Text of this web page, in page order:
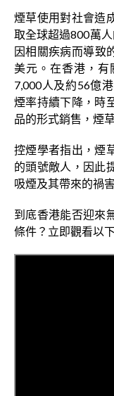
煙草使用對社會造
取全球超過800萬
因相關疾病而導致
美元。在香港，
7,000人及約56億
煙率持續下降，時
品的形式銷售，煙
控煙學者指出，煙
的頭號敵人，因此
吸煙及其帶來的禍
到底香港能否迎來
條件？立即觀看以